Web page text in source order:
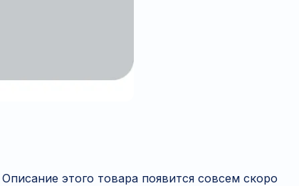
Описание этого товара появится совсем скоро